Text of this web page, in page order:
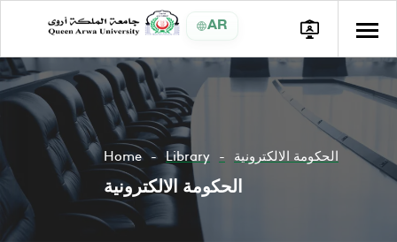
AR
Home Library الحكومة الالكترونية
الحكومة الالكترونية